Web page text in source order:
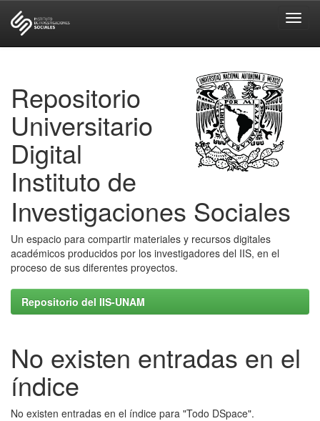
Repositorio
Universitario
Digital
Instituto de
Investigaciones Sociales
Un espacio para compartir materiales y recursos digitales
académicos producidos por los investigadores del IIS, en el
proceso de sus diferentes proyectos.
Repositorio del IIS-UNAM
No existen entradas en el
índice
No existen entradas en el índice para "Todo DSpace".